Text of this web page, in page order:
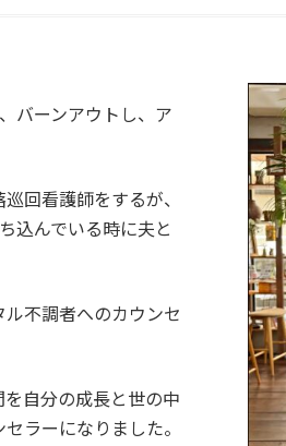
バーンアウトし、ア
回看護師をするが、
込んでいる時に夫と
不調者へのカウンセ
自分の成長と世の中
ラーになりました。